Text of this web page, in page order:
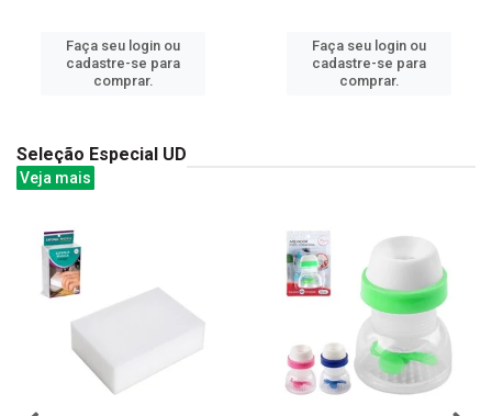
Faça seu login ou
cadastre-se para
comprar.
Faça seu login ou
cadastre-se para
comprar.
Seleção Especial UD
Veja mais